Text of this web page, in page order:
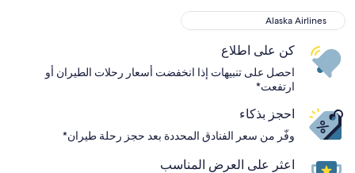
Alaska Airlines
Alaska Airlines
كن على اطلاع
احصل على تنبيهات إذا انخفضت أسعار رحلات الطيران أو
ارتفعت*
احجز بذكاء
وفّر من سعر الفنادق المحددة بعد حجز رحلة طيران*
اعثر على العرض المناسب